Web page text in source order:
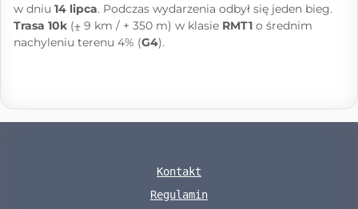
w dniu 14 lipca. Podczas wydarzenia odbył się jeden bieg.
Trasa 10k (⨦ 9 km / + 350 m) w klasie RMT1 o średnim
nachyleniu terenu 4% (G4).
Kontakt
Regulamin